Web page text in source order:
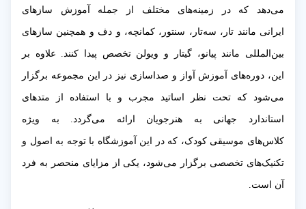
می‌دهد که در زمینه‌های مختلف از جمله آموزش سازهای
ایرانی مانند تار، سه‌تار، سنتور، کمانچه، و دف و همچنین سازهای
بین‌المللی مانند پیانو، گیتار و ویولن تخصص پیدا کنند. علاوه بر
این، دوره‌های آموزش آواز و صداسازی نیز در این مجموعه برگزار
می‌شود که تحت نظر اساتید مجرب و با استفاده از متدهای
استاندارد جهانی به هنرجویان ارائه می‌گردد. به ویژه
کلاس‌های موسیقی کودک، که در این آموزشگاه با توجه به اصول و
تکنیک‌های تخصصی برگزار می‌شود، یکی از مزایای منحصر به فرد
آن است.